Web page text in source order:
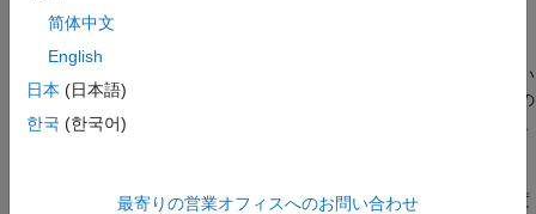
て、追加の診断およびコード生成制御を適用します。
モデルがマルチインスタンス コードの要件を満たしていない
場合にコード ジェネレーターに表示される診断メッセージの
重大度のレベルを選択するには、パラメーター
成に対する要件に違反した場合に、表示される診断の重大度
简体中文
English
日本 (日本語)
한국 (한국어)
最寄りの営業オフィスへのお問い合わせ